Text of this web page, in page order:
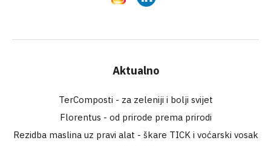
Aktualno
TerComposti - za zeleniji i bolji svijet
Florentus - od prirode prema prirodi
Rezidba maslina uz pravi alat - škare TICK i voćarski vosak